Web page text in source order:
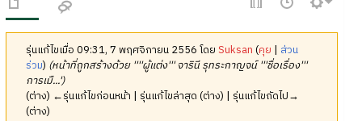
รุ่นแก้ไขเมื่อ 09:31, 7 พฤศจิกายน 2556 โดยSuksan (คุย | ส่วน
ร่วม) (หน้าที่ถูกสร้างด้วย ''''ผู้แต่ง''' จารินี รุทระกาญจน์ '''ชื่อเรื่อง'''
การเมื...')
(ต่าง) ←รุ่นแก้ไขก่อนหน้า | รุ่นแก้ไขล่าสุด (ต่าง) | รุ่นแก้ไขถัดไป→
(ต่าง)